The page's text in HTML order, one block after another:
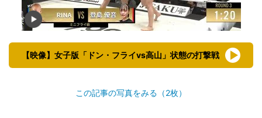
【映像】女子版「ドン・フライvs高山」状態の打撃戦
この記事の写真をみる（2枚）